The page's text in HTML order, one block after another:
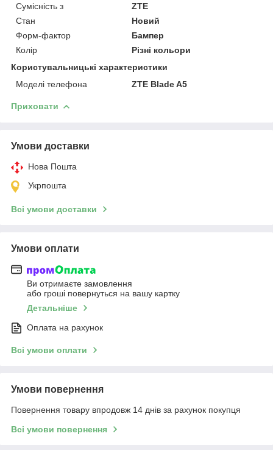
Сумісність з
ZTE
Стан
Новий
Форм-фактор
Бампер
Колір
Різні кольори
Користувальницькі характеристики
Моделі телефона
ZTE Blade A5
Приховати
Умови доставки
Нова Пошта
Укрпошта
Всі умови доставки
Умови оплати
Ви отримаєте замовлення
або гроші повернуться на вашу картку
Детальніше
Оплата на рахунок
Всі умови оплати
Умови повернення
Повернення товару впродовж 14 днів за рахунок покупця
Всі умови повернення